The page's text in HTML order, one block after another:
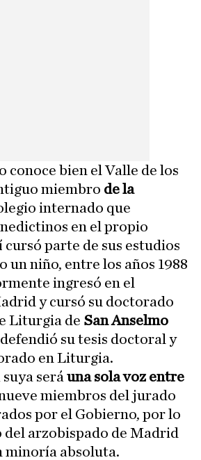
conoce bien el Valle de los
miembro de la
internado que
en el propio
parte de sus estudios
un niño, entre los años 1988
ingresó en el
y cursó su doctorado
Liturgia de San Anselmo
su tesis doctoral y
en Liturgia.
será una sola voz entre
miembros del jurado
por el Gobierno, por lo
del arzobispado de Madrid
minoría absoluta.